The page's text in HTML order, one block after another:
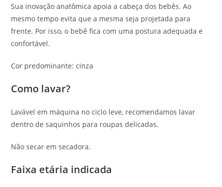
Sua inovação anatômica apoia a cabeça dos bebês. Ao
mesmo tempo evita que a mesma seja projetada para
frente. Por isso, o bebê fica com uma postura adequada e
confortável.
Cor predominante: cinza
Como lavar?
Lavável em máquina no ciclo leve, recomendamos lavar
dentro de saquinhos para roupas delicadas.
Não secar em secadora.
Faixa etária indicada